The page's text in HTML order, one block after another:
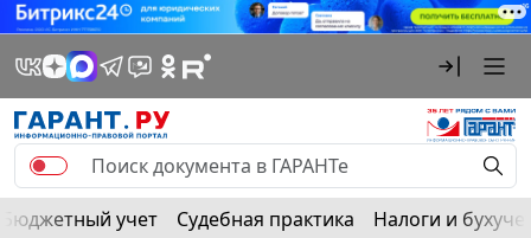
Бюджетный учет Судебная практика Налоги и